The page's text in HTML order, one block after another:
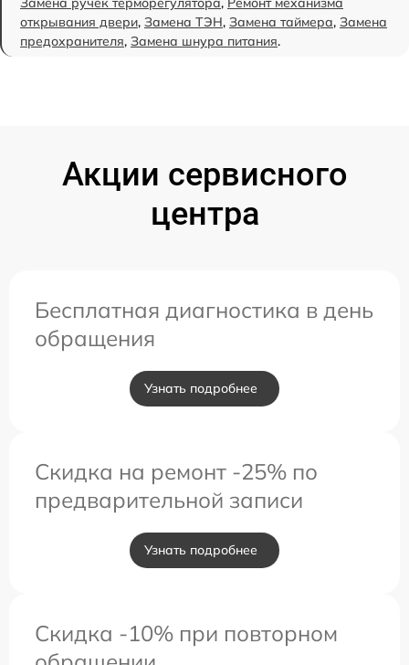
открывания двери, Замена ТЭН, Замена таймера, Замена
предохранителя, Замена шнура питания.
Акции сервисного
центра
Бесплатная диагностика в день
обращения
Узнать подробнее
Скидка на ремонт -25% по
предварительной записи
Узнать подробнее
Скидка -10% при повторном